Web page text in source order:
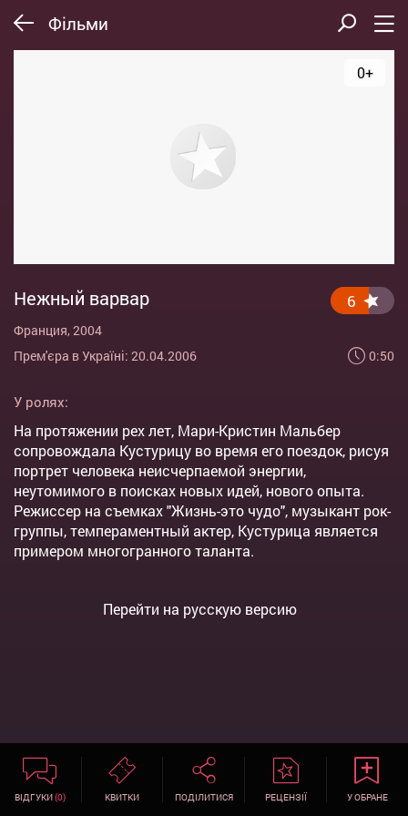
Фільми
0+
Нежный варвар
Франция, 2004
Прем'єра в Україні: 20.04.2006
6
0:50
У ролях:
На протяжении рех лет, Мари-Кристин Мальбер
сопровождала Кустурицу во время его поездок, рисуя
портрет человека неисчерпаемой энергии,
неутомимого в поисках новых идей, нового опыта.
Режиссер на съемках "Жизнь-это чудо", музыкант рок-
группы, темпераментный актер, Кустурица является
примером многогранного таланта.
Перейти на русскую версию
ВІДГУКИ(0) КВИТКИ ПОДІЛИТИСЯ РЕЦЕНЗІЇ У ОБРАНЕ